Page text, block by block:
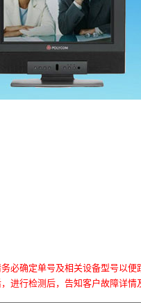
务必确定单号及相关设备型号以便
，进行检测后，告知客户故障详